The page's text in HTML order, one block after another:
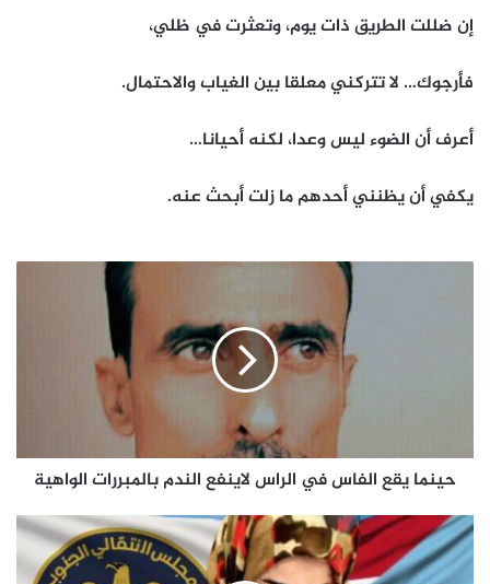
إن ضللت الطريق ذات يوم، وتعثرت في ظلي،
فأرجوك… لا تتركني معلقا بين الغياب والاحتمال.
أعرف أن الضوء ليس وعدا، لكنه أحيانا…
يكفي أن يظنني أحدهم ما زلت أبحث عنه.
الواهية
حينما يقع الفاس في الراس لاينفع الندم بالمبررات الواهية
نحن
كالجيال
الراسية